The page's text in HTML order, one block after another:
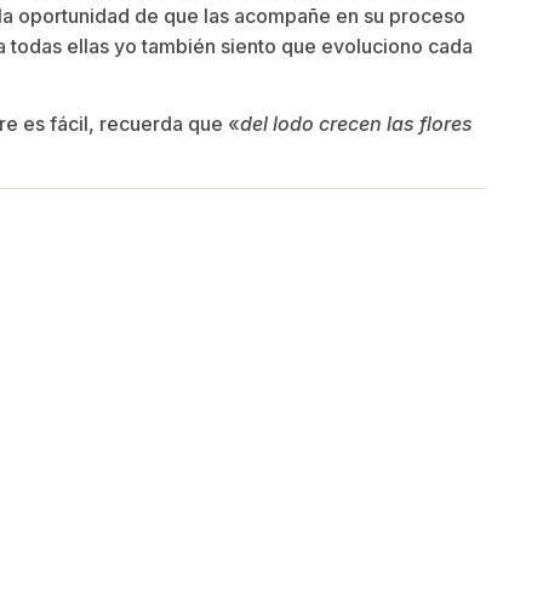
oportunidad de que las acompañe en su proceso
todas ellas yo también siento que evoluciono cada
es fácil, recuerda que «del lodo crecen las flores